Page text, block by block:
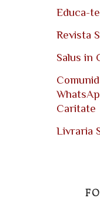
Educa-
Revista
Salus in
Caritate
Livraria